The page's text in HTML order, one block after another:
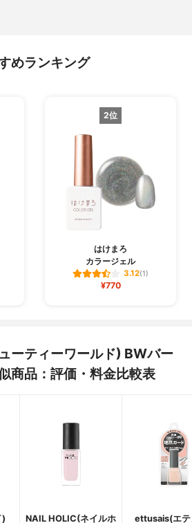
めランキング
2位
はけまろ
カラージェル
3.12(1)
¥770
ーティーワールド) BWバー
商品：評価・料金比較表
) NAIL HOLIC(ネイルホ ettusais(エテ